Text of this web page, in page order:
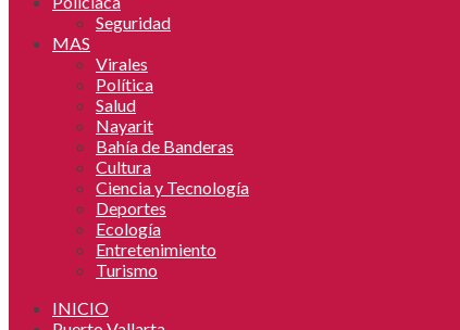
Seguridad
MAS
Virales
Política
Salud
Nayarit
Bahía de Banderas
Cultura
Ciencia y Tecnología
Deportes
Ecología
Entretenimiento
Turismo
INICIO